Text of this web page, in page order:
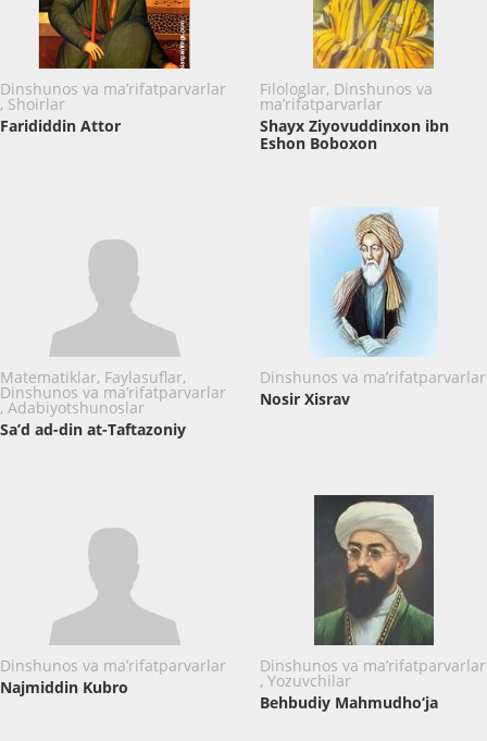
Dinshunos va ma’rifatparvarlar
, Shoirlar
Farididdin Attor
Filologlar, Dinshunos va
ma’rifatparvarlar
Shayx Ziyovuddinxon ibn
Eshon Boboxon
Matematiklar, Faylasuflar,
Dinshunos va ma’rifatparvarlar
, Adabiyotshunoslar
Sa’d ad-din at-Taftazoniy
Dinshunos va ma’rifatparvarlar
Nosir Xisrav
Dinshunos va ma’rifatparvarlar
Najmiddin Kubro
Dinshunos va ma’rifatparvarlar
, Yozuvchilar
Behbudiy Mahmudho‘ja